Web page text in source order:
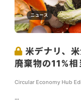
ニュース
米デナリ、
廃棄物の11%
Circular Economy Hub
...